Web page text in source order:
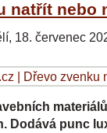
natřít nebo
18. červenec
Dodává punc